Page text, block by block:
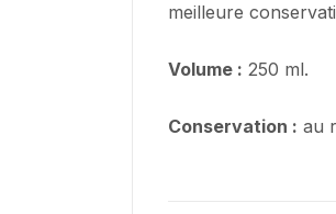
meilleure
Volume : 250 ml.
Conservation : au